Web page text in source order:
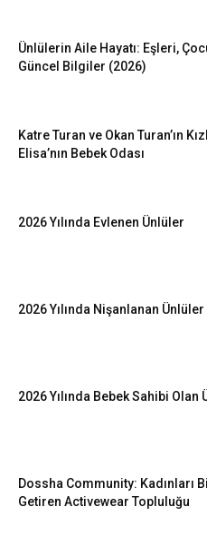
Ünlülerin Aile Hayatı: Eşleri,
Güncel Bilgiler (2026)
Katre Turan ve Okan Turan’ın
Elisa’nın Bebek Odası
2026 Yılında Evlenen Ünlüler
2026 Yılında Nişanlanan Ünlüler
2026 Yılında Bebek Sahibi Olan
Dossha Community: Kadınları
Getiren Activewear Topluluğu